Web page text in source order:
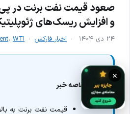
صعود قیمت نفت برنت در
و افزایش ریسک‌های
۲۴ دی ۱۴۰۴ اخبار فارکس ، WTI
خلاصه خبر
قیمت نفت برنت به
×